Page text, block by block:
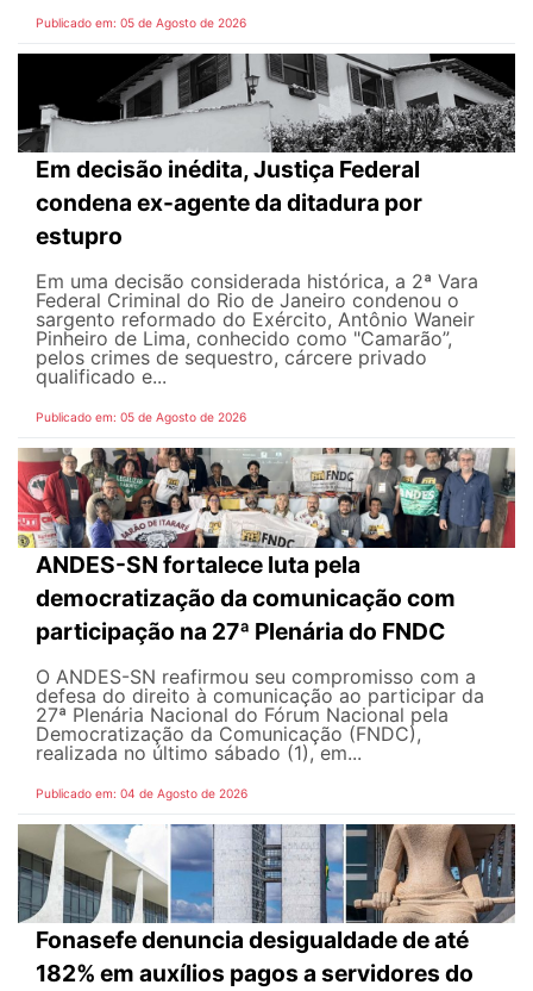
Publicado em: 05 de Agosto de 2026
Em decisão inédita, Justiça Federal
condena ex-agente da ditadura por
estupro
Em uma decisão considerada histórica, a 2ª Vara
Federal Criminal do Rio de Janeiro condenou o
sargento reformado do Exército, Antônio Waneir
Pinheiro de Lima, conhecido como "Camarão”,
pelos crimes de sequestro, cárcere privado
qualificado e...
Publicado em: 05 de Agosto de 2026
ANDES-SN fortalece luta pela
democratização da comunicação com
participação na 27ª Plenária do FNDC
O ANDES-SN reafirmou seu compromisso com a
defesa do direito à comunicação ao participar da
27ª Plenária Nacional do Fórum Nacional pela
Democratização da Comunicação (FNDC),
realizada no último sábado (1), em...
Publicado em: 04 de Agosto de 2026
Fonasefe denuncia desigualdade de até
182% em auxílios pagos a servidores do